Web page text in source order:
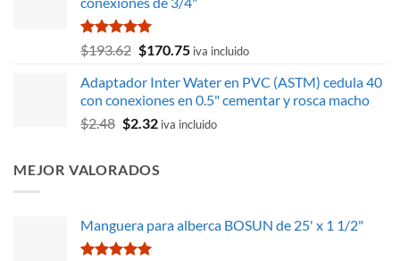
$39,850.47.
Valorado
con
de 5
$193.62 El
original
era:
$193.62.
$170.75El
actual
es:
$170.75.
iva incluido
Adaptador Inter Water en PVC (ASTM) cedula 40
con conexiones en 0.5" cementar y rosca macho
$2.48 El
era:
$2.32El
es:
iva incluido
MEJOR VALORADOS
Manguera para alberca BOSUN de 25' x 1 1/2"